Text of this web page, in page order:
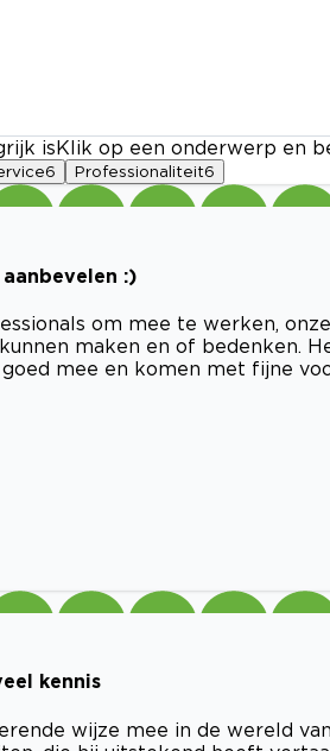
is Klik op een onderwerp en
6 Professionaliteit6
:)
om mee te werken,
maken en of bedenken.
mee en komen met fijne
kennis
wijze mee in de wereld